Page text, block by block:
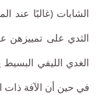
الشابات (غالبًا عند
الثدي على تمييزهن
الغدي الليفي
في حين أن الآفة ذات